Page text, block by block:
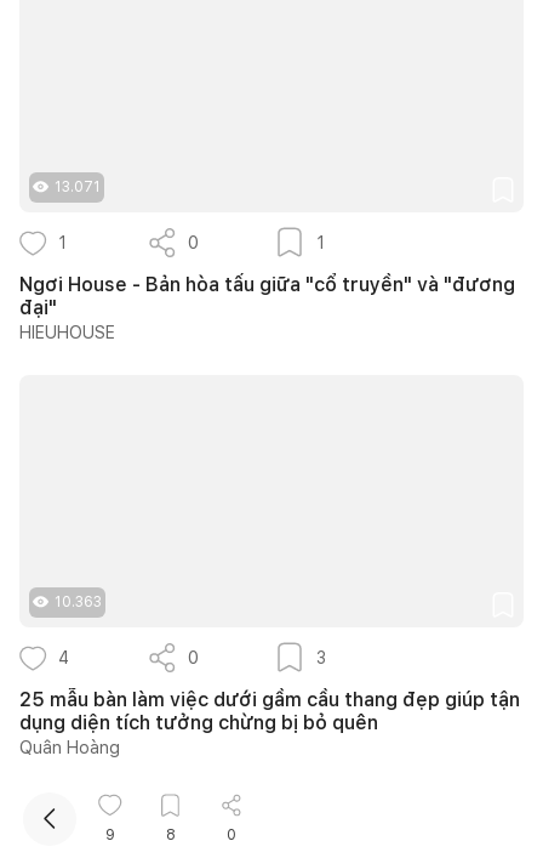
13.071
1 0 1
Ngơi House - Bản hòa tấu giữa "cổ truyền" và "đương
đại"
HIEUHOUSE
10.363
4 0 3
25 mẫu bàn làm việc dưới gầm cầu thang đẹp giúp tận
dụng diện tích tưởng chừng bị bỏ quên
Quân Hoàng
9 8 0